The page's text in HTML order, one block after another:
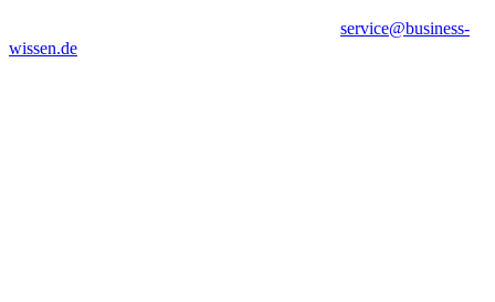
service@business-
wissen.de